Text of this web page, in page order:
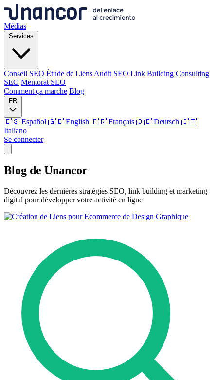
Médias
Services
Conseil SEO Étude de Liens Audit SEO Link Building Consulting
SEO Mentorat SEO
Comment ça marche Blog
FR
🇪🇸 Español 🇬🇧 English 🇫🇷 Français 🇩🇪 Deutsch 🇮🇹
Italiano
Se connecter
Services
Conseil SEO Étude de Liens Link Building
SEO Mentorat SEO
Blog
🇬🇧 EN 🇫🇷 FR🇩🇪 DE 🇮🇹 IT
Se connecter
Blog de Unancor
Découvrez les dernières stratégies SEO, link building et marketing
digital pour développer votre activité en ligne